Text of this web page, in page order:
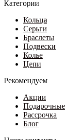
Категории
Кольца
Серьги
Браслеты
Подвески
Колье
Цепи
Рекомендуем
Акции
Рассрочка
Блог